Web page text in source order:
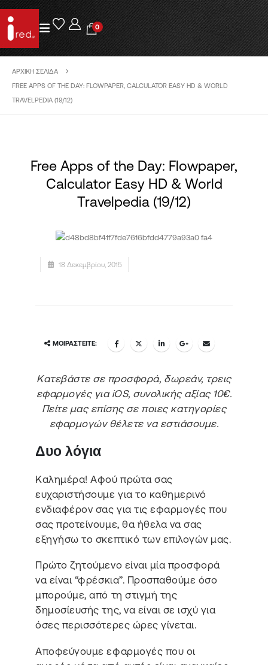
0
ΑΡΧΙΚΉ ΣΕΛΊΔΑ
FREE APPS OF THE DAY: FLOWPAPER, CALCULATOR EASY HD & WORLD
TRAVELPEDIA (19/12)
Free Apps of the Day: Flowpaper,
Calculator Easy HD & World
Travelpedia (19/12)
18 Δεκεμβρίου, 2015
ΜΟΙΡΑΣΤΕΊΤΕ:
Κατεβάστε σε προσφορά, δωρεάν, τρεις
εφαρμογές για iOS, συνολικής αξίας 10€.
Πείτε μας επίσης σε ποιες κατηγορίες
εφαρμογών θέλετε να εστιάσουμε.
Δυο λόγια
Καλημέρα! Αφού πρώτα σας
ευχαριστήσουμε για το καθημερινό
ενδιαφέρον σας για τις εφαρμογές που
σας προτείνουμε, θα ήθελα να σας
εξηγήσω το σκεπτικό των επιλογών μας.
Πρώτο ζητούμενο είναι μία προσφορά
να είναι “φρέσκια”. Προσπαθούμε όσο
μπορούμε, από τη στιγμή της
δημοσίευσής της, να είναι σε ισχύ για
όσες περισσότερες ώρες γίνεται.
Αποφεύγουμε εφαρμογές που οι